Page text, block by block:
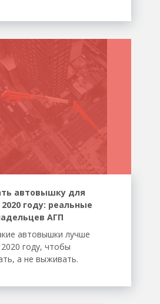
автовышку для
году: реальные
АГП
автовышки лучше
году, чтобы
а не выживать.